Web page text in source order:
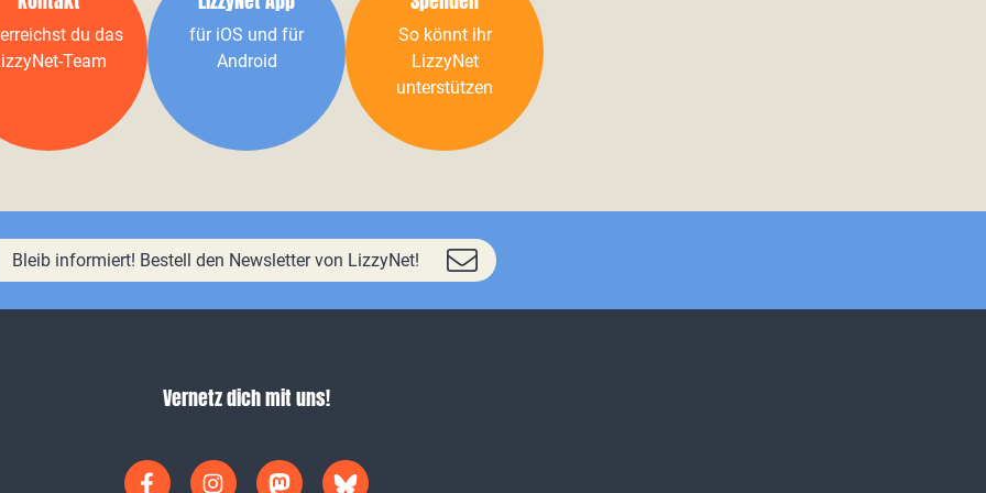
du das
Team
für iOS und für
Android
So könnt ihr
LizzyNet
unterstützen
Bleib informiert! Bestell den Newsletter von LizzyNet!
Vernetz dich mit uns!